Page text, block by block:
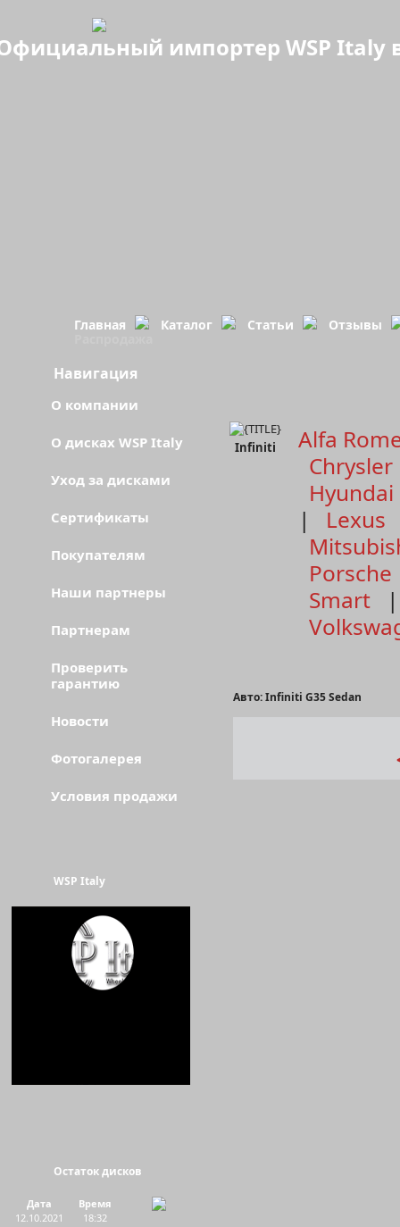
импортер WSP Italy
Главная Каталог Статьи
Отзывы
Infiniti
Alfa
Chrysler
Hyundai
| Lexus
Porsche
Smart
Авто: Infiniti G35 Sedan
Навигация
О компании
О дисках WSP Italy
Уход за дисками
Сертификаты
Покупателям
Наши партнеры
Партнерам
Проверить
гарантию
Новости
Фотогалерея
Условия продажи
WSP Italy
Остаток дисков
Дата
12.10.2021
Время
18:32